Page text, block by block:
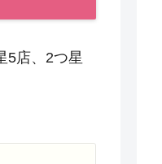
5店、2つ星